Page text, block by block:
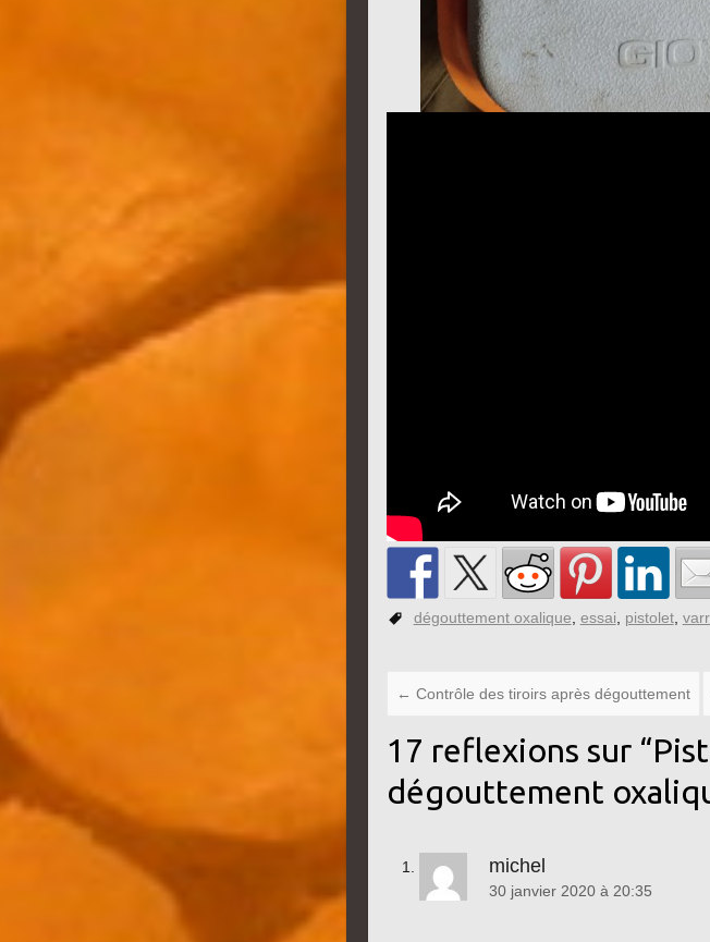
dégouttement oxalique essai pistolet,
← Contrôle des tiroirs après dégouttement
17 reflexions sur “
dégouttement
michel
30 janvier 2020 à 20:35